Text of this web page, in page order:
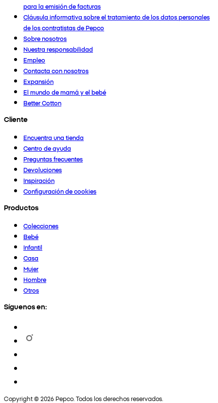
para la emisión de facturas
Cláusula informativa sobre el tratamiento de los datos personales
de los contratistas de Pepco
Sobre nosotros
Nuestra responsabilidad
Empleo
Contacta con nosotros
Expansión
El mundo de mamá y el bebé
Better Cotton
Cliente
Encuentra una tienda
Centro de ayuda
Preguntas frecuentes
Devoluciones
Inspiración
Configuración de cookies
Productos
Colecciones
Bebé
Infantil
Casa
Mujer
Hombre
Otros
Síguenos en:
Copyright © 2026 Pepco. Todos los derechos reservados.